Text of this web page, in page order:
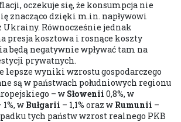
oczekuje się, że konsumpcja nie
znacząco dzięki m.in. napływowi
Ukrainy. Równocześnie jednak
presja kosztowa i rosnące koszty
będą negatywnie wpływać tam na
prywatnych.
lepsze wyniki wzrostu gospodarczego
są w państwach południowych regionu
– w Słowenii 0,8%, w
1%, w Bułgarii – 1,1% oraz w Rumunii –
tych państw wzrost realnego PKB